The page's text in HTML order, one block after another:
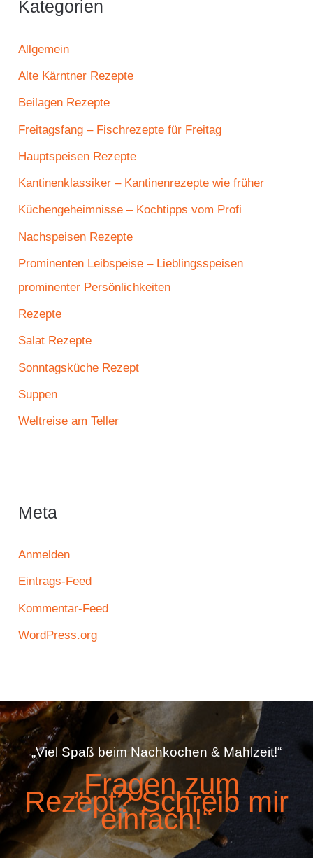
Kategorien
Allgemein
Alte Kärntner Rezepte
Beilagen Rezepte
Freitagsfang – Fischrezepte für Freitag
Hauptspeisen Rezepte
Kantinenklassiker – Kantinenrezepte wie früher
Küchengeheimnisse – Kochtipps vom Profi
Nachspeisen Rezepte
Prominenten Leibspeise – Lieblingsspeisen
prominenter Persönlichkeiten
Rezepte
Salat Rezepte
Sonntagsküche Rezept
Suppen
Weltreise am Teller
Meta
Anmelden
Eintrags-Feed
Kommentar-Feed
WordPress.org
„Viel Spaß beim Nachkochen & Mahlzeit!“
„Fragen zum
Rezept? Schreib mir
einfach!“